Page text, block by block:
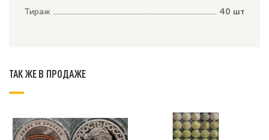
Тираж
40 шт
ТАК ЖЕ В ПРОДАЖЕ